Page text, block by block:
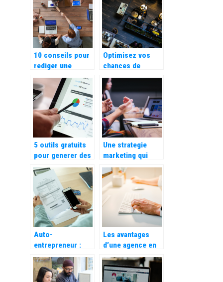
comment faire ?
10 conseils pour
rediger une
publicite efficace
Optimisez vos
chances de
gagner encore
plus avec votre
hotel !
5 outils gratuits
pour generer des
mots cles
Une strategie
marketing qui
s’adapte aux
besoins de votre
entreprise
Auto-
entrepreneur :
Les avantages
d’utiliser une
application de
Les avantages
d’une agence en
communication
digitale pour
votre entreprise